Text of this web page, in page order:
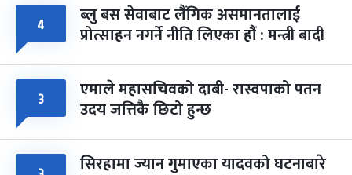
४ ब्लु बस सेवाबाट लैंगिक असमानतालाई
प्रोत्साहन नगर्ने नीति लिएका हौं : मन्त्री बादी
३ एमाले महासचिवको दाबी- रास्वपाको पतन
उदय जत्तिकै छिटो हुन्छ
सिरहामा ज्यान गुमाएका यादवको घटनाबारे